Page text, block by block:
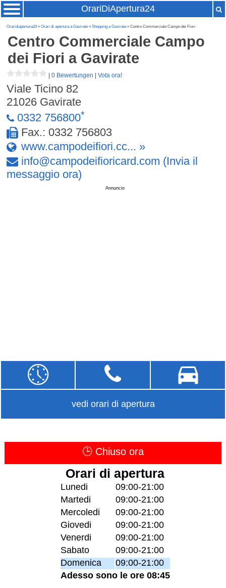
OrariDiApertura24
Oraridiapertura24»Orari di apertura a Gavirate »Shopping a Gavirate » Centro Commerciale Campo dei Fiori
Centro Commerciale Campo
dei Fiori a Gavirate
|0 Bewertungen |Vota ora!
Viale Ticino 82
21026 Gavirate
0332 756800*
Fax.: 0332 756803
www.campodeifiori.cc... »
info@campodeifioricard.com (Invia il
messaggio ora)
Annuncio
vedi orari di apertura
🕒 Chiuso ora
Orari di apertura
Lunedi
09:00-21:00
Martedi
09:00-21:00
Mercoledi
09:00-21:00
Giovedi
09:00-21:00
Venerdi
09:00-21:00
Sabato
09:00-21:00
Domenica
09:00-21:00
Adesso sono le ore 08:45